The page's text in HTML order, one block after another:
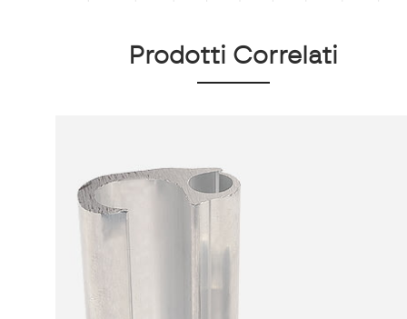
Prodotti Correlati